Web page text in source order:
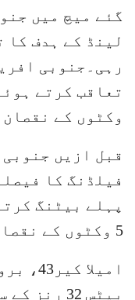
گئے میچ میں
لینڈ کے ہدف کا
وکٹوں کے نقصان 126 رنز بناسکی۔
قبل ازیں
فیلڈنگ کا
5 وکٹوں کے نقصان پر 158 رنز بنائے۔
بیٹس 32 رنز کے ساتھ نمایاں رہیں۔